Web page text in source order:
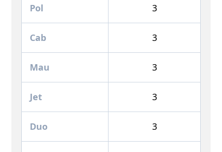
Pol 3
Cab 3
Mau 3
Jet 3
Duo 3